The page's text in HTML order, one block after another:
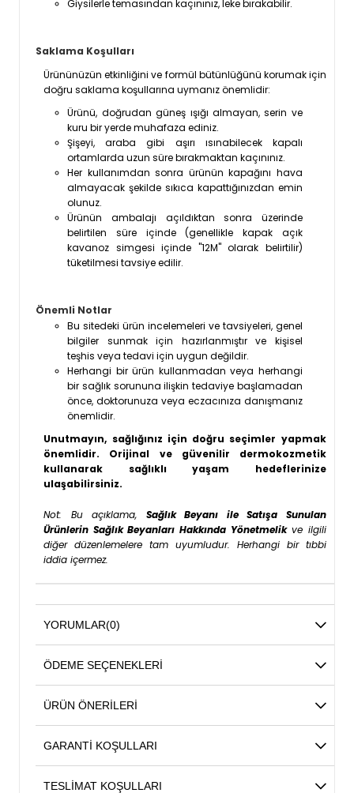
Giysilerle temasından kaçınınız, leke bırakabilir.
Saklama Koşulları
Ürününüzün etkinliğini ve formül bütünlüğünü korumak için
doğru saklama koşullarına uymanız önemlidir:
Ürünü, doğrudan güneş ışığı almayan, serin ve
kuru bir yerde muhafaza ediniz.
Şişeyi, araba gibi aşırı ısınabilecek kapalı
ortamlarda uzun süre bırakmaktan kaçınınız.
Her kullanımdan sonra ürünün kapağını hava
almayacak şekilde sıkıca kapattığınızdan emin
olunuz.
Ürünün ambalajı açıldıktan sonra üzerinde
belirtilen süre içinde (genellikle kapak açık
kavanoz simgesi içinde "12M" olarak belirtilir)
tüketilmesi tavsiye edilir.
Önemli Notlar
Bu sitedeki ürün incelemeleri ve tavsiyeleri, genel
bilgiler sunmak için hazırlanmıştır ve kişisel
teşhis veya tedavi için uygun değildir.
Herhangi bir ürün kullanmadan veya herhangi
bir sağlık sorununa ilişkin tedaviye başlamadan
önce, doktorunuza veya eczacınıza danışmanız
önemlidir.
Unutmayın, sağlığınız için doğru seçimler yapmak
önemlidir. Orijinal ve güvenilir dermokozmetik
kullanarak sağlıklı yaşam hedeflerinize
ulaşabilirsiniz.
Not: Bu açıklama, Sağlık Beyanı ile Satışa Sunulan
Ürünlerin Sağlık Beyanları Hakkında Yönetmelikve ilgili
diğer düzenlemelere tam uyumludur. Herhangi bir tıbbi
iddia içermez.
YORUMLAR(0)
ÖDEME SEÇENEKLERI
ÜRÜN ÖNERILERI
GARANTİ KOŞULLARI
TESLİMAT KOŞULLARI